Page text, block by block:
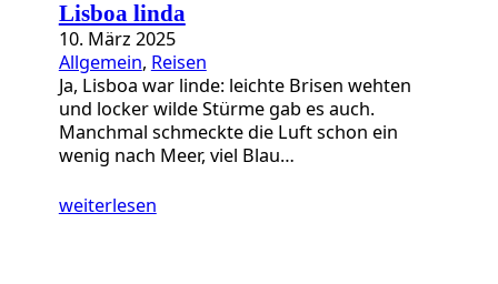
Lisboa linda
10. März 2025
Allgemein, Reisen
Ja, Lisboa war linde: leichte Brisen wehten
und locker wilde Stürme gab es auch.
Manchmal schmeckte die Luft schon ein
wenig nach Meer, viel Blau…
weiterlesen